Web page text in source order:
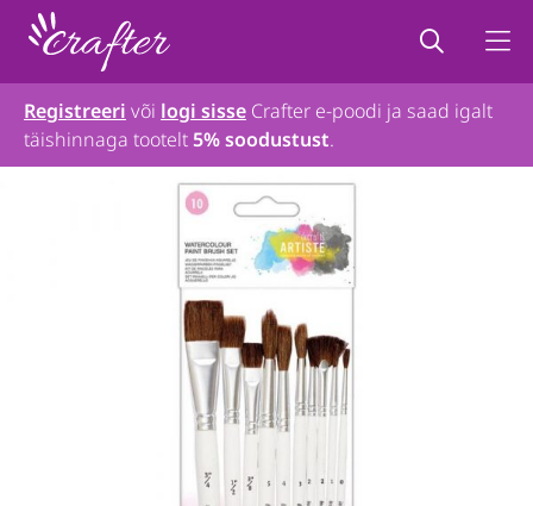
Registreeri või logi sisse Crafter e-poodi ja saad igalt
täishinnaga tootelt5% soodustust.